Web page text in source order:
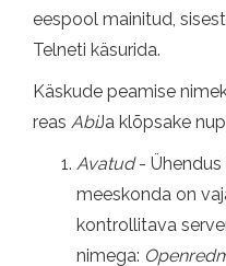
eespool mainitud,
Telneti käsurida.
Käskude peamise
reas AbiJa klõpsake
Avatud- Ühendus
meeskonda on
kontrollitava
nimega: